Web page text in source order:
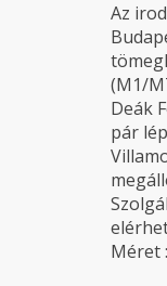
Az
(M1/
Deák
pár
Méret